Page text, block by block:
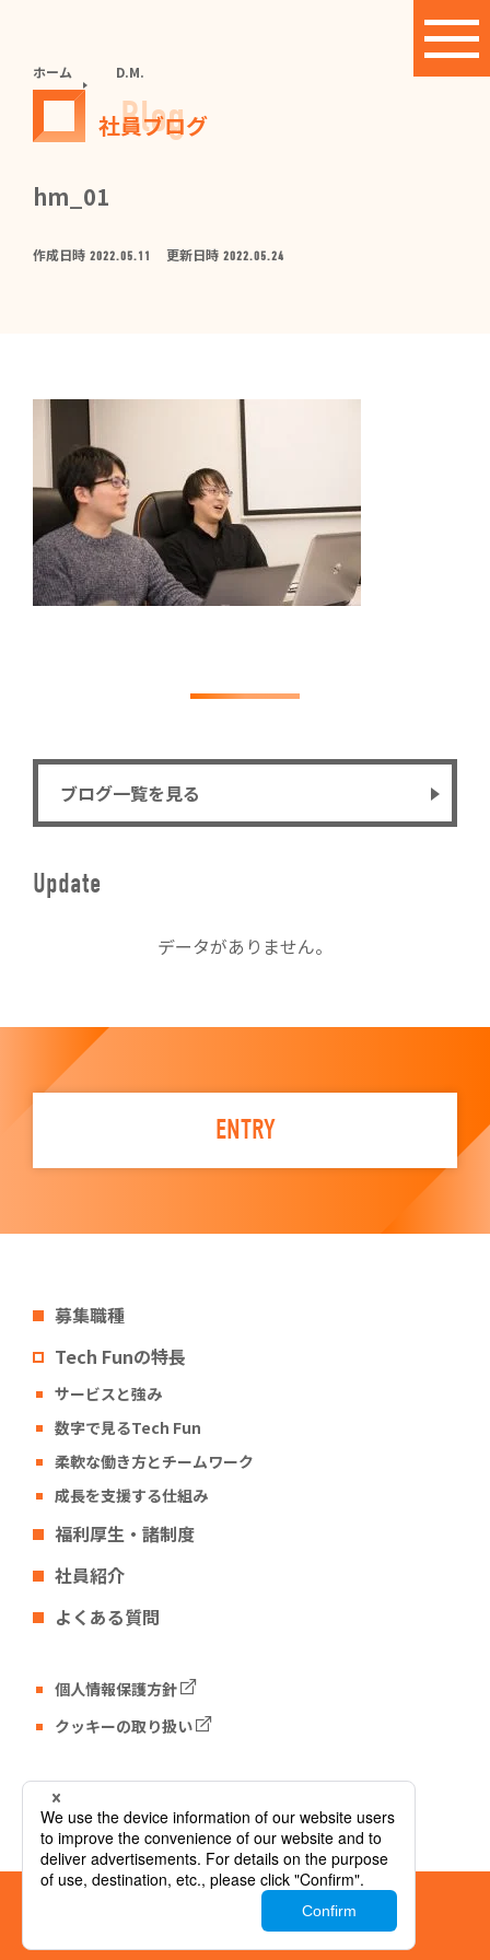
ホーム D.M.
Blog
社員ブログ
hm_01
作成日時 2022.05.11 更新日時 2022.05.24
ブログ一覧を見る
Update
データがありません。
ENTRY
募集職種
Tech Funの特長
サービスと強み
数字で見るTech Fun
柔軟な働き方とチームワーク
成長を支援する仕組み
福利厚生・諸制度
社員紹介
よくある質問
個人情報保護方針
クッキーの取り扱い
Tech Fun コーポレートサイト
© Tech Fun Corporation